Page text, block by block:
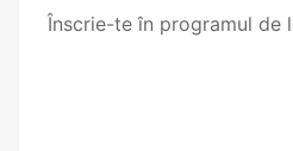
Înscrie-te în programul de